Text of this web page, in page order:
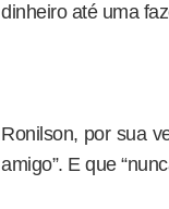
dinheiro até uma
Ronilson, por sua
amigo”. E que